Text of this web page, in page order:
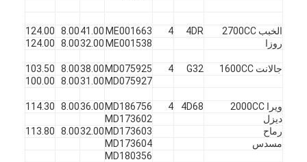
الخبب 2700CC 4DR
4
ME001663
41.00
8.00
124.00
روزا
ME001538
32.00
8.00
124.00
جالانت 1600CC G32
4
MD075925
38.00
8.00
103.50
MD075927
31.00
8.00
100.00
ويرا 2000CC 4D68
4
MD186756
36.00
8.00
114.30
ديزل
MD173602
رماح
MD173603
32.00
8.00
113.80
مسدس
MD173604
MD180356